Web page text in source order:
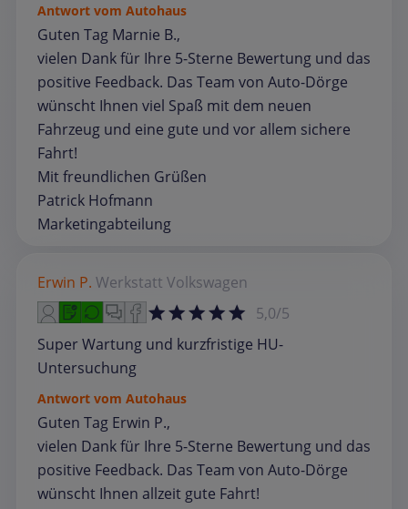
Antwort vom Autohaus
Guten Tag Marnie B.,
vielen Dank für Ihre 5-Sterne Bewertung und das
positive Feedback. Das Team von Auto-Dörge
wünscht Ihnen viel Spaß mit dem neuen
Fahrzeug und eine gute und vor allem sichere
Fahrt!
Mit freundlichen Grüßen
Patrick Hofmann
Marketingabteilung
Erwin P. Werkstatt Volkswagen
5,0/5
Super Wartung und kurzfristige HU-
Untersuchung
Antwort vom Autohaus
Guten Tag Erwin P.,
vielen Dank für Ihre 5-Sterne Bewertung und das
positive Feedback. Das Team von Auto-Dörge
wünscht Ihnen allzeit gute Fahrt!